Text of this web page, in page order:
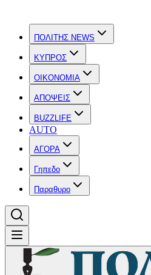
ΠΟΛΙΤΗΣ NEWS
ΚΥΠΡΟΣ
OIKONOMIA
ΑΠΟΨΕΙΣ
BUZZLIFE
AUTO
ΑΓΟΡΑ
Γηπεδο
Παραθυρο